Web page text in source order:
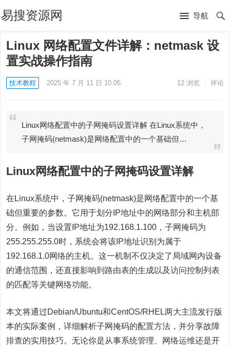
易搜资源网 导航
Linux 网络配置文件详解：netmask 设
置实战操作指南
技术教程 2025 年 7 月 11 日 10:05 12浏览 评论
Linux网络配置中的子网掩码设置详解 在Linux系统中，
子网掩码(netmask)是网络配置中的一个基础但…
Linux网络配置中的子网掩码设置详解
在Linux系统中，子网掩码(netmask)是网络配置中的一个基
础但重要的参数。它用于划分IP地址中的网络部分和主机部
分。例如，当设置IP地址为192.168.1.100，子网掩码为
255.255.255.0时，系统会将该IP地址识别为属于
192.168.1.0网络的主机。这一机制不仅决定了局域网内设备
的通信范围，还直接影响到路由表的生成以及访问控制列表
的匹配等关键网络功能。
本文将通过Debian/Ubuntu和CentOS/RHEL两大主流发行版
本的实际案例，详细解析子网掩码的配置方法，并分享故障
排查的实用技巧。无论你是从事系统管理、网络运维还是开